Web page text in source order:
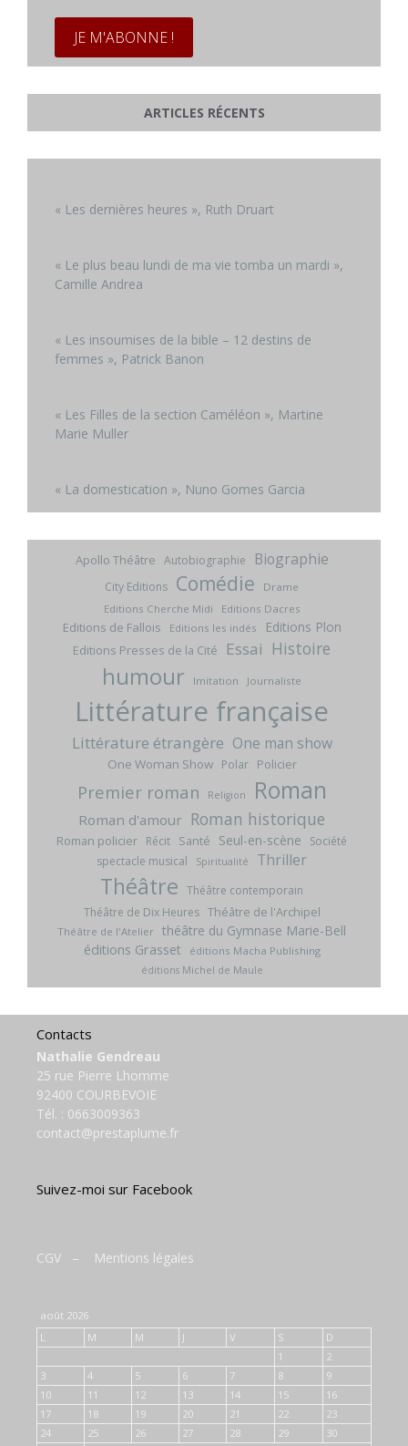
ARTICLES RÉCENTS
« Les dernières heures », Ruth Druart
« Le plus beau lundi de ma vie tomba un mardi »,
Camille Andrea
« Les insoumises de la bible – 12 destins de
femmes », Patrick Banon
« Les Filles de la section Caméléon », Martine
Marie Muller
« La domestication », Nuno Gomes Garcia
Apollo Théâtre Autobiographie Biographie
City Editions Comédie
Drame
Editions Cherche Midi
Editions Dacres
Editions de Fallois Editions les indés Editions Plon
Editions Presses de la Cité Essai Histoire
humour Imitation Journaliste
Littérature française
Littérature étrangère One man show
One Woman Show Polar Policier
Premier roman Religion Roman
Roman d'amour Roman historique
Roman policier Récit Santé Seul-en-scène
Société
spectacle musical
Spiritualité Thriller
Théâtre Théâtre contemporain
Théâtre de Dix Heures Théâtre de l'Archipel
Théâtre de l'Atelier théâtre du Gymnase Marie-Bell
éditions Grasset
éditions Macha Publishing
éditions Michel de Maule
Contacts
Nathalie Gendreau
25 rue Pierre Lhomme
92400 COURBEVOIE
Tél. : 0663009363
contact@prestaplume.fr
Suivez-moi sur Facebook
CGV – Mentions légales
août 2026
L
M M J V S
D
1
2
3
4 5 6 7 8
9
10
11 12 13 14 15
16
17
18 19 20 21 22
23
24
25 26 27 28 29
30